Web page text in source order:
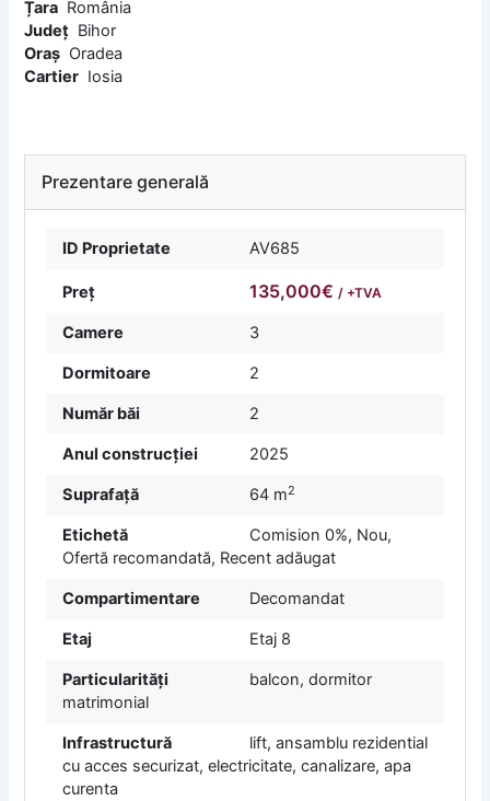
Țara România
Județ Bihor
Oraș Oradea
Cartier Iosia
Prezentare generală
ID Proprietate AV685
Preț 135,000€ / +TVA
Camere 3
Dormitoare 2
Număr băi 2
Anul construcției 2025
Suprafață 64 m2
Etichetă Comision 0%, Nou,
Ofertă recomandată, Recent adăugat
Compartimentare Decomandat
Etaj Etaj 8
Particularități
balcon, dormitor
matrimonial
Infrastructură
lift, ansamblu rezidential
cu acces securizat, electricitate, canalizare, apa
curenta